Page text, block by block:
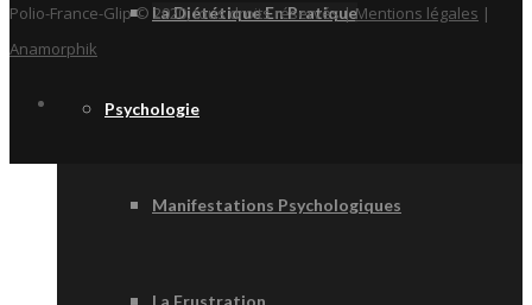
La Diététique En Pratique
Psychologie
Manifestations Psychologiques
La Frustration
Polio-France-Glip © 2020, tous droits réservés |Mentions légales |
Anamorphik